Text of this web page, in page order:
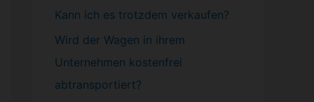
Kann ich es trotzdem verkaufen?
Wird der Wagen in ihrem
Unternehmen kostenfrei
abtransportiert?